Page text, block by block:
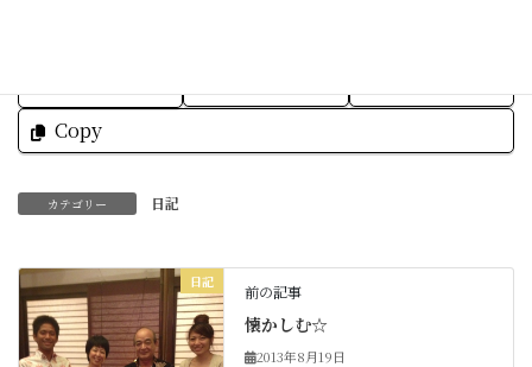
Copy
カテゴリー 日記
日記
前の記事
懐かしむ☆
2013年8月19日